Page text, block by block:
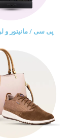
پی سی / مانیتور و